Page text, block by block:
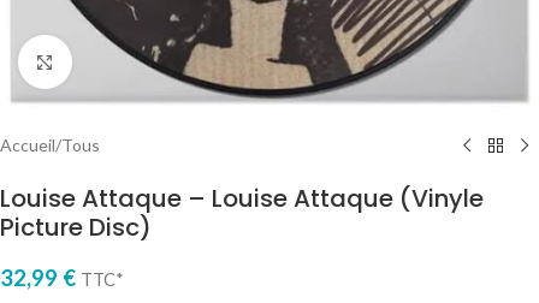
Cliquez pour agrandir
Accueil/Tous
Louise Attaque – Louise Attaque (Vinyle
Picture Disc)
32,99 € TTC*